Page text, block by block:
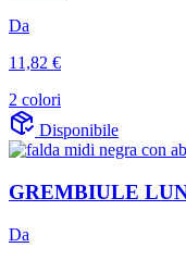
Da
11,82 €
2 colori
Disponibile
GREMBIULE
Da